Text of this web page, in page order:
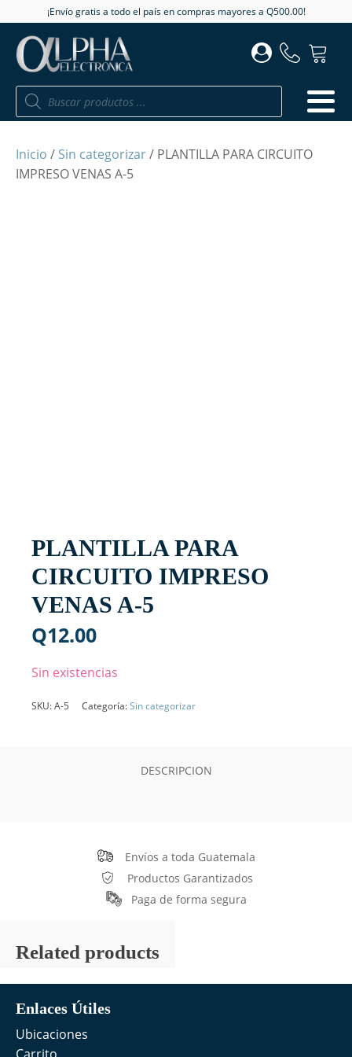
¡Envío gratis a todo el país en compras mayores a Q500.00!
Búsqueda
productos
Inicio / Sin categorizar/ PLANTILLA PARA CIRCUITO
IMPRESO VENAS A-5
PLANTILLA PARA
CIRCUITO IMPRESO
VENAS A-5
Q12.00
Sin existencias
SKU:A-5 Categoría:Sin categorizar
DESCRIPCION
Envíos a toda Guatemala
Productos Garantizados
Paga de forma segura
Related products
Enlaces Útiles
Ubicaciones